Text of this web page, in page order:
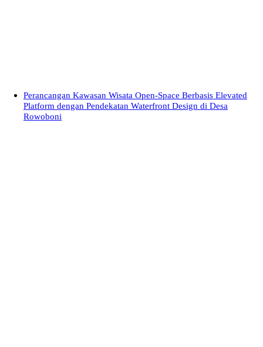
Perancangan Kawasan Wisata Open-Space Berbasis Elevated
Platform dengan Pendekatan Waterfront Design di Desa
Rowoboni